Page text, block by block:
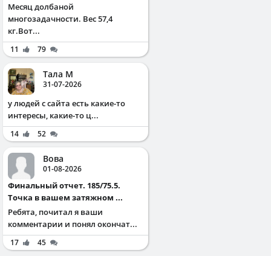
Месяц долбаной
многозадачности. Вес 57,4
кг.Вот...
11 79
Тала М
31-07-2026
у людей с сайта есть какие-то
интересы, какие-то ц...
14 52
Вова
01-08-2026
Финальный отчет. 185/75.5.
Точка в вашем затяжном ...
Ребята, почитал я ваши
комментарии и понял окончат...
17 45